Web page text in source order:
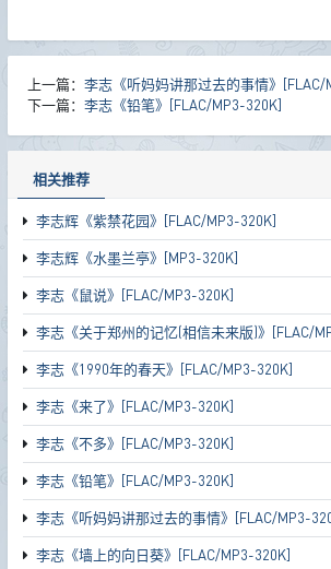
上一篇： 李志《听妈妈讲那过去的事情》[FLAC/
下一篇： 李志《铅笔》[FLAC/MP3-320K]
相关推荐
李志辉《紫禁花园》[FLAC/MP3-320K]
李志辉《水墨兰亭》[MP3-320K]
李志《鼠说》[FLAC/MP3-320K]
李志《关于郑州的记忆(相信未来版)》[FLAC/
李志《1990年的春天》[FLAC/MP3-320K]
李志《来了》[FLAC/MP3-320K]
李志《不多》[FLAC/MP3-320K]
李志《铅笔》[FLAC/MP3-320K]
李志《听妈妈讲那过去的事情》[FLAC/MP3-
李志《墙上的向日葵》[FLAC/MP3-320K]